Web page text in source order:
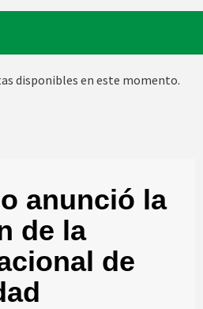
disponibles en este momento.
anunció la
de la
de